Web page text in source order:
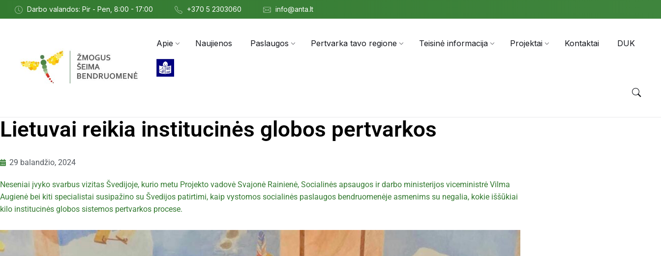
Darbo valandos: Pir - Pen, 8:00 - 17:00 +370 5 2303060 info@anta.lt
Apie Naujienos Paslaugos Pertvarka tavo regione Teisinė informacija Projektai Kontaktai DUK
Lietuvai reikia institucinės globos pertvarkos
29 balandžio, 2024
Neseniai įvyko svarbus vizitas Švedijoje, kurio metu Projekto vadovė Svajonė Rainienė, Socialinės apsaugos ir darbo ministerijos viceministrė Vilma
Augienė bei kiti specialistai susipažino su Švedijos patirtimi, kaip vystomos socialinės paslaugos bendruomenėje asmenims su negalia, kokie iššūkiai
kilo institucinės globos sistemos pertvarkos procese.